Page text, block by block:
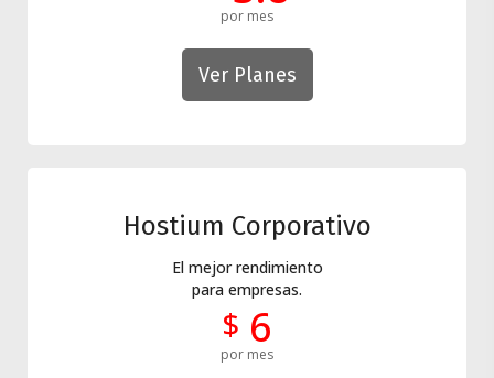
por mes
Ver Planes
Hostium Corporativo
El mejor rendimiento
para empresas.
$ 6
por mes